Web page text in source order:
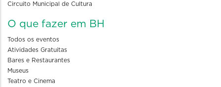
Circuito Municipal de Cultura
O que fazer em BH
Todos os eventos
Atividades Gratuitas
Bares e Restaurantes
Museus
Teatro e Cinema